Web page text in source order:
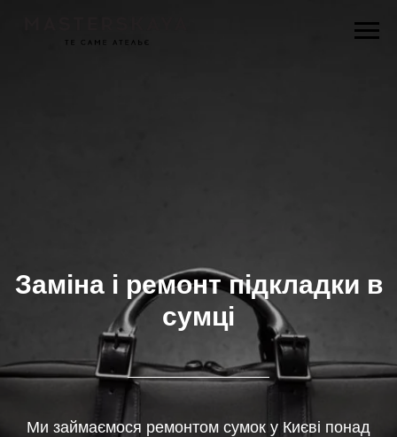
Заміна і ремонт підкладки в
сумці
Ми займаємося ремонтом сумок у Києві понад